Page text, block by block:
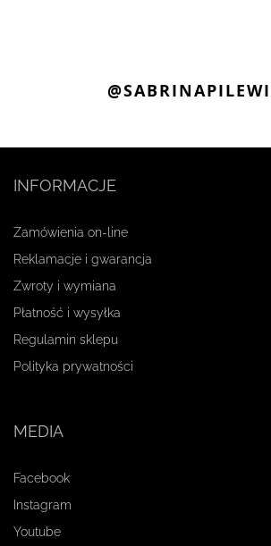
INFORMACJE
Zamówienia on-line
Reklamacje i gwarancja
Zwroty i wymiana
Płatność i wysyłka
Regulamin sklepu
Polityka prywatności
MEDIA
Facebook
Instagram
Youtube